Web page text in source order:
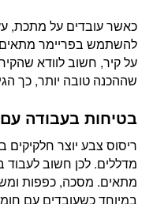
כאשר עובדים על מתכת,
להשתמש בפריימר
על קיר, חשוב לוודא
שההכנה טובה יותר, כך
בטיחות בעבודה
ריסוס צבע יוצר חלקיקים
מדללים. לכן חשוב לעבוד
מתאים. מסכה, כפפות
במיוחד כשעובדים עם